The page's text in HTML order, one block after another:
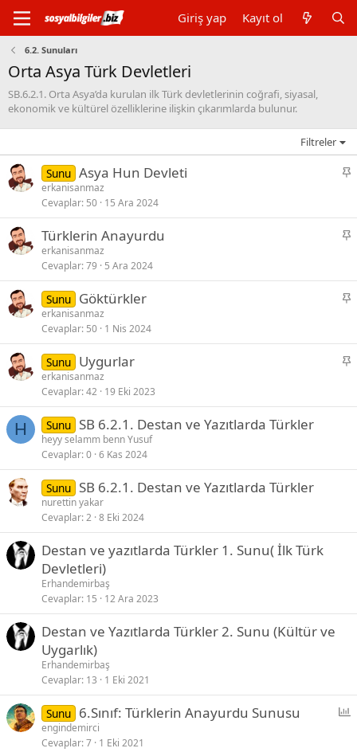
Giriş yap Kayıt ol
6.2. Sunuları
Orta Asya Türk Devletleri
SB.6.2.1. Orta Asya’da kurulan ilk Türk devletlerinin coğrafi, siyasal,
ekonomik ve kültürel özelliklerine ilişkin çıkarımlarda bulunur.
Filtreler
S
i
t
Sunu Asya Hun Devleti
erkanisanmaz
Cevaplar 50 15 Ara 2024
S
i
t
Türklerin Anayurdu
erkanisanmaz
Cevaplar 79 5 Ara 2024
S
i
t
Sunu Göktürkler
erkanisanmaz
Cevaplar 50 1 Nis 2024
S
i
Sunu Uygurlar
erkanisanmaz
Cevaplar 42 19 Eki 2023
H Sunu SB 6.2.1. Destan ve Yazıtlarda Türkler
heyy selamm benn Yusuf
Cevaplar 0 6 Kas 2024
Sunu SB 6.2.1. Destan ve Yazıtlarda Türkler
nurettin yakar
Cevaplar 2 8 Eki 2024
Destan ve yazıtlarda Türkler 1. Sunu( İlk Türk
Devletleri)
Erhandemirbaş
Cevaplar 15 12 Ara 2023
Destan ve Yazıtlarda Türkler 2. Sunu (Kültür ve
Uygarlık)
Erhandemirbaş
Cevaplar 13 1 Eki 2021
Sunu 6.Sınıf: Türklerin Anayurdu Sunusu
engindemirci
Cevaplar 7 1 Eki 2021